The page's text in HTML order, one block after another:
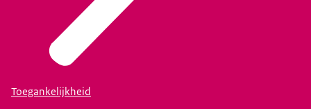
Toegankelijkheid